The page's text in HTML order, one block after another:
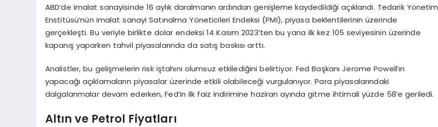
ABD’de imalat sanayisinde 16 aylık daralmanın ardından genişleme kaydedildiği açıklandı. Tedarik Yönetim
Enstitüsü’nün imalat sanayi Satınalma Yöneticileri Endeksi (PMI), piyasa beklentilerinin üzerinde
gerçekleşti. Bu veriyle birlikte dolar endeksi 14 Kasım 2023’ten bu yana ilk kez 105 seviyesinin üzerinde
kapanış yaparken tahvil piyasalarında da satış baskısı arttı.
Analistler, bu gelişmelerin risk iştahını olumsuz etkilediğini belirtiyor. Fed Başkanı Jerome Powell’ın
yapacağı açıklamaların piyasalar üzerinde etkili olabileceği vurgulanıyor. Para piyasalarındaki
dalgalanmalar devam ederken, Fed’in ilk faiz indirimine haziran ayında gitme ihtimali yüzde 58’e geriledi.
Altın ve Petrol Fiyatları